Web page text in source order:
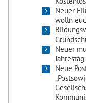
Neuer
wolln
Neuer
Neue